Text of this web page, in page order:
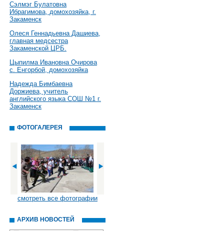
Сэлмэг Булатовна
Ибрагимова, домохозяйка, г.
Закаменск
Олеся Геннадьевна Дашиева,
главная медсестра
Закаменской ЦРБ.
Цыпилма Ивановна Очирова
с. Енгорбой, домохозяйка
Надежда Бимбаевна
Доржиева, учитель
английского языка СОШ №1 г.
Закаменск
ФОТОГАЛЕРЕЯ
смотреть все фотографии
АРХИВ НОВОСТЕЙ